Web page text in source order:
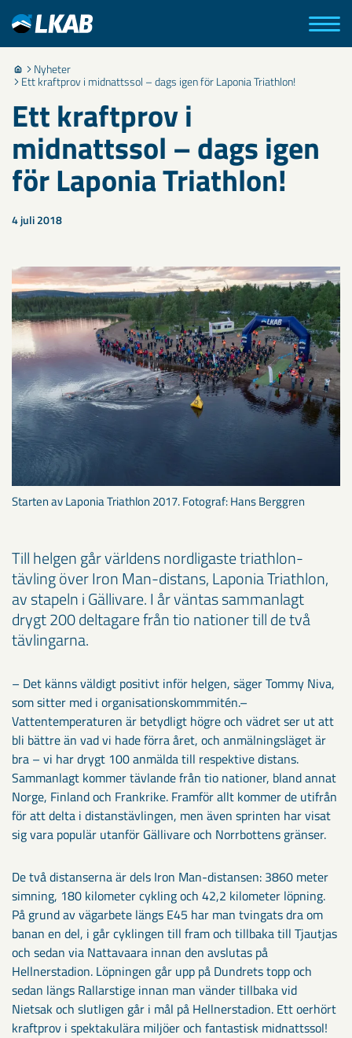
Nyheter
Ett kraftprov i midnattssol – dags igen för Laponia Triathlon!
Ett kraftprov i
midnattssol – dags igen
för Laponia Triathlon!
4 juli 2018
Starten av Laponia Triathlon 2017. Fotograf: Hans Berggren
Till helgen går världens nordligaste triathlon-
tävling över Iron Man-distans, Laponia Triathlon,
av stapeln i Gällivare. I år väntas sammanlagt
drygt 200 deltagare från tio nationer till de två
tävlingarna.
– Det känns väldigt positivt inför helgen, säger Tommy Niva,
som sitter med i organisationskommmitén.–
Vattentemperaturen är betydligt högre och vädret ser ut att
bli bättre än vad vi hade förra året, och anmälningsläget är
bra – vi har drygt 100 anmälda till respektive distans.
Sammanlagt kommer tävlande från tio nationer, bland annat
Norge, Finland och Frankrike. Framför allt kommer de utifrån
för att delta i distanstävlingen, men även sprinten har visat
sig vara populär utanför Gällivare och Norrbottens gränser.
De två distanserna är dels Iron Man-distansen: 3860 meter
simning, 180 kilometer cykling och 42,2 kilometer löpning.
På grund av vägarbete längs E45 har man tvingats dra om
banan en del, i går cyklingen till fram och tillbaka till Tjautjas
och sedan via Nattavaara innan den avslutas på
Hellnerstadion. Löpningen går upp på Dundrets topp och
sedan längs Rallarstige innan man vänder tillbaka vid
Nietsak och slutligen går i mål på Hellnerstadion. Ett oerhört
kraftprov i spektakulära miljöer och fantastisk midnattssol!